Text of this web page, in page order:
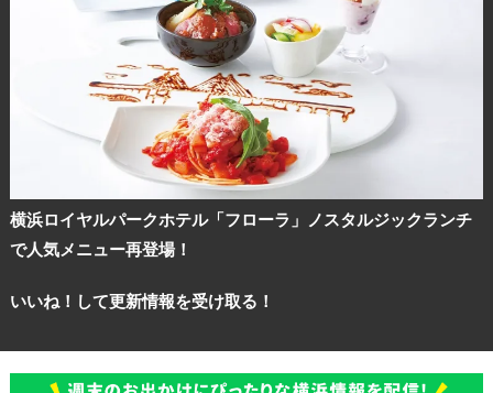
横浜ロイヤルパークホテル「フローラ」ノスタルジックランチ
で人気メニュー再登場！
いいね！して更新情報を受け取る！